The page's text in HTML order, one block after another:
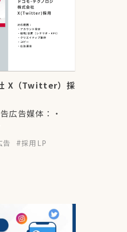
X（Twitter）採
広告媒体：・
告
採用LP